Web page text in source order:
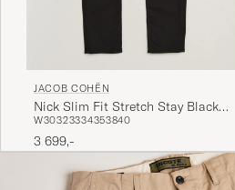
JACOB COHËN
Nick Slim Fit Stretch Stay Black
Jeans Rinse Wash
W30323334353840
3 699,-